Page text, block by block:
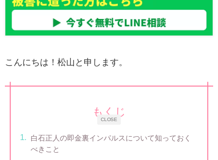
こんにちは！松山と申します。
CLOSE
もくじ
白石正人の即金裏インパルスについて知っておく
べきこと